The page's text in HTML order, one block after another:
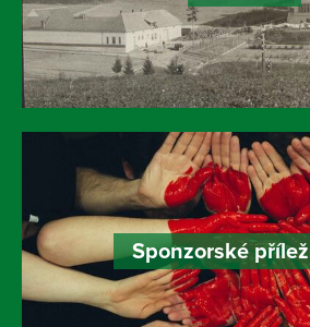
Sponzorské